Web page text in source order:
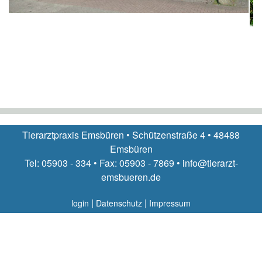
Tierarztpraxis Emsbüren • Schützenstraße 4 • 48488
Emsbüren
Tel: 05903 - 334 • Fax: 05903 - 7869 • info@tierarzt-
emsbueren.de
login | Datenschutz | Impressum